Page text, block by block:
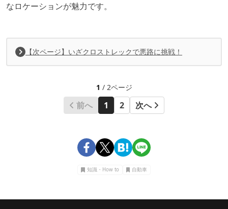
なロケーションが魅力です。
【次ページ】いざクロストレックで悪路に挑戦！
1 / 2ページ
前へ 1 2 次へ
知識・How to 自動車